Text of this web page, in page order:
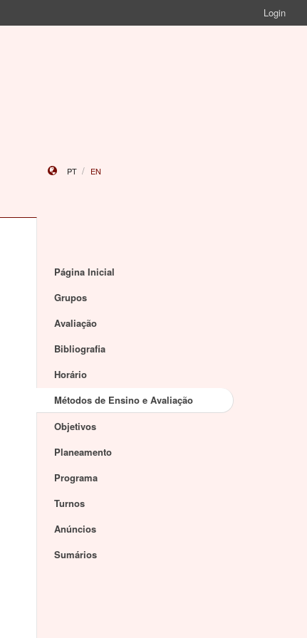
Login
PT EN
Página Inicial
Grupos
Avaliação
Bibliografia
Horário
Métodos de Ensino e Avaliação
Objetivos
Planeamento
Programa
Turnos
Anúncios
Sumários